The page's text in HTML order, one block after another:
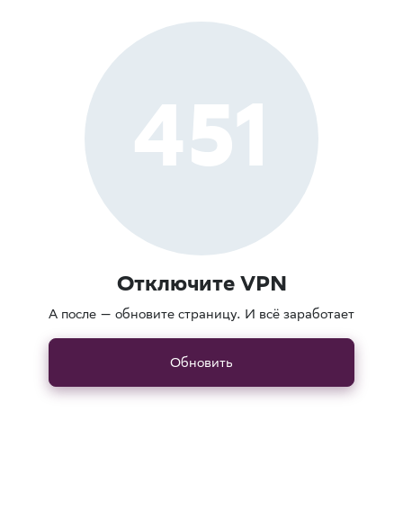
451
Отключите VPN
А после — обновите страницу. И всё заработает
Обновить